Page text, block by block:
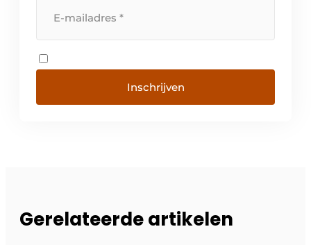
Inschrijven
Gerelateerde artikelen